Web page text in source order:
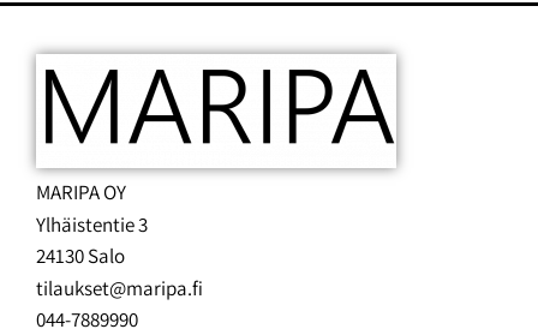
MARIPA OY
Ylhäistentie 3
24130 Salo
tilaukset@maripa.fi
044-7889990